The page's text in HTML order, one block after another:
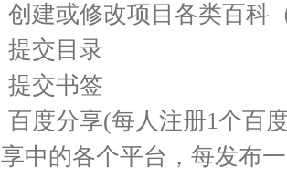
或修改项目各类百科（
交目录
交书签
分享(每人注册1个百度
中的各个平台，每发布